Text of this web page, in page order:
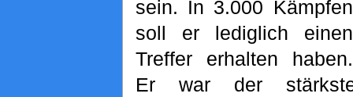
sein. In 3.000 Kämpfen
soll er lediglich einen
Treffer erhalten haben.
Er war der